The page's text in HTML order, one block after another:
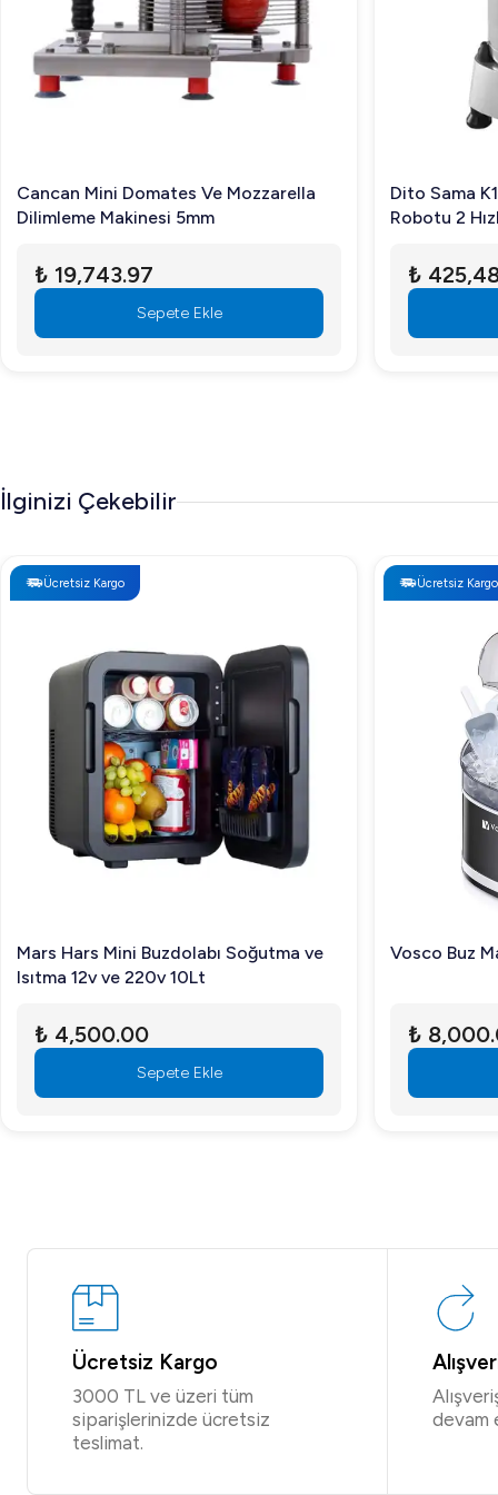
Çalışma gürültüsü nasıldır?
Asenkron motoru sayesinde oldukça sessiz
Dito Sama TR260 sebze doğrama makinesi, sağlam
Cancan Mini Domates Ve Mozzarella
Dilimleme Makinesi 5mm
₺ 19,743.97
Sepete Ekle
Dito Sama
Robotu 2
₺
İlginizi Çekebilir
Ücretsiz Kargo
Mars Hars Mini Buzdolabı Soğutma ve
Isıtma 12v ve 220v 10Lt
₺ 4,500.00
Sepete Ekle
Ücretsiz Kargo
Vosco Buz
₺
Ücretsiz Kargo
3000 TL ve üzeri tüm
siparişlerinizde ücretsiz
teslimat.
devam